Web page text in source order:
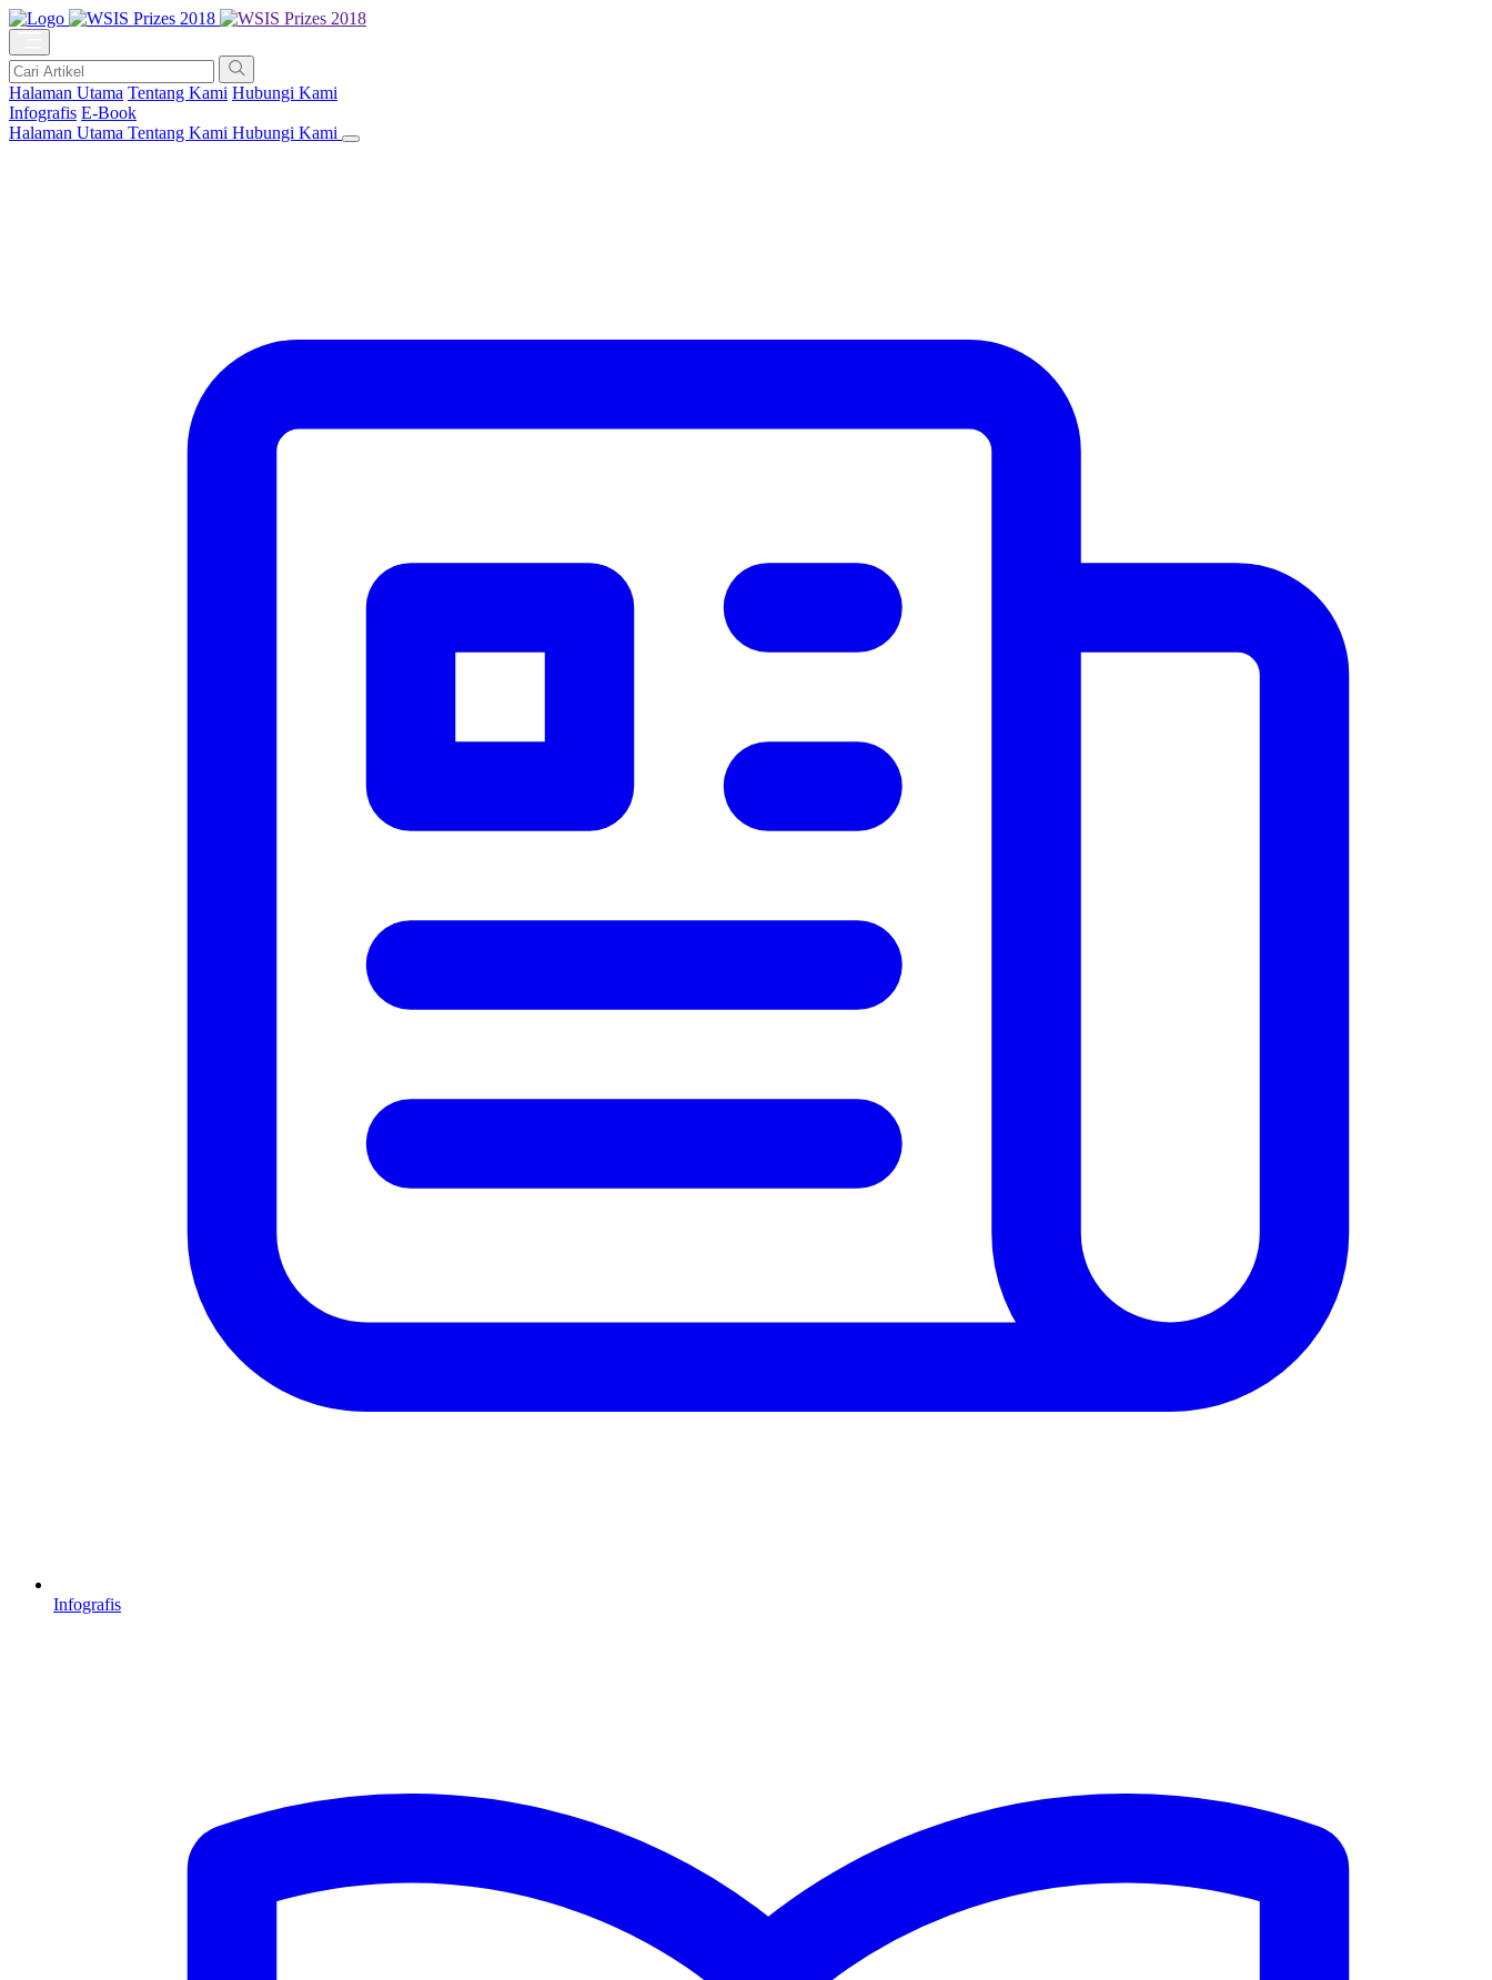
Halaman Utama Tentang Kami Hubungi Kami
Infografis E-Book
Halaman Utama Tentang Kami Hubungi Kami
Infografis